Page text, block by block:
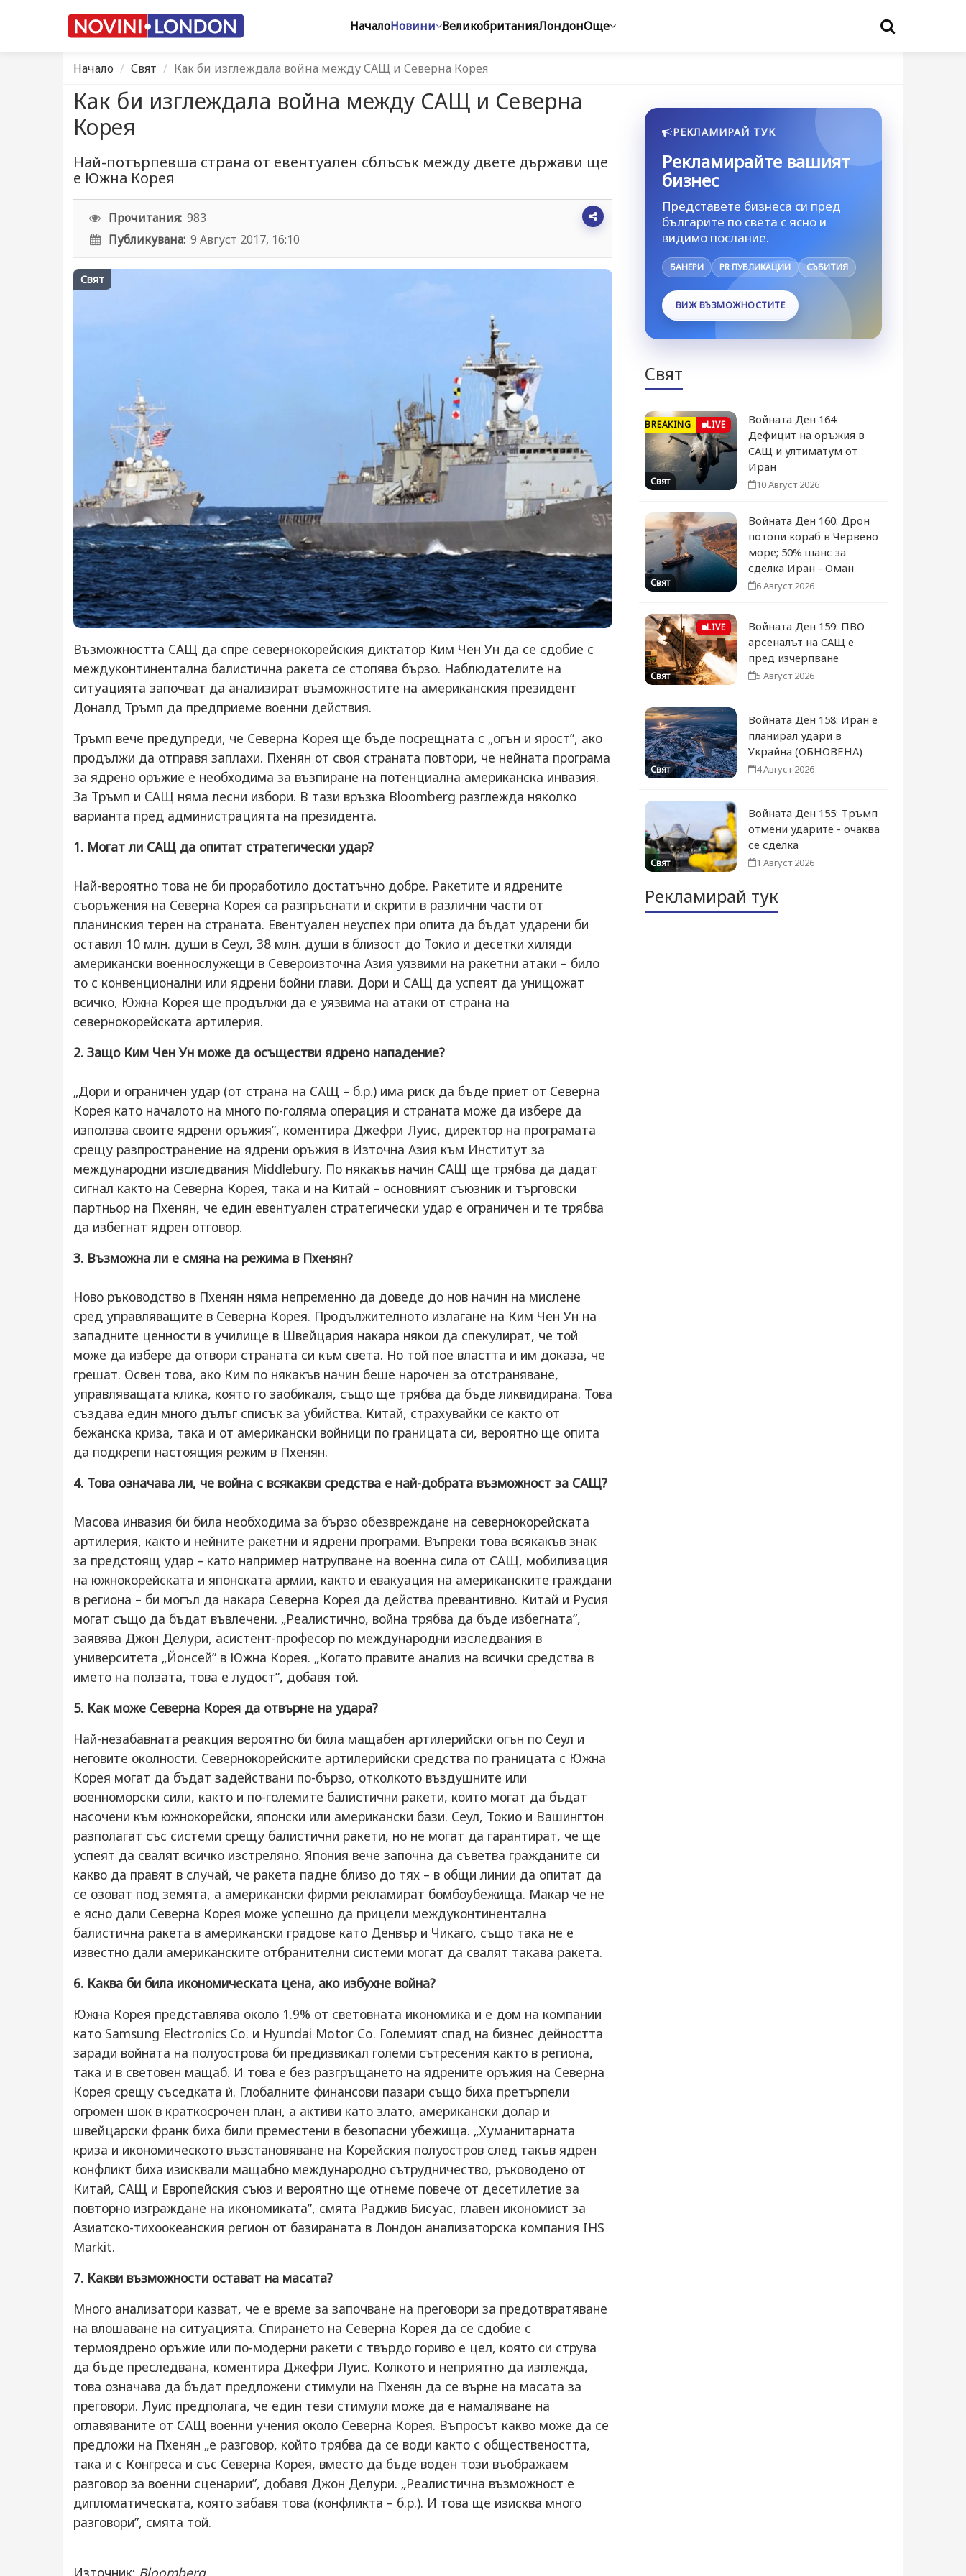
НачалоНовини ВеликобританияЛондонОще
Начало Свят Как би изглеждала война между САЩ и Северна Корея
Как би изглеждала война между САЩ и Северна
Корея
Най-потърпевша страна от евентуален сблъсък между двете държави ще
е Южна Корея
Прочитания: 983
Публикувана: 9 Август 2017, 16:10
Свят
Възможността САЩ да спре севернокорейския диктатор Ким Чен Ун да се сдобие с
междуконтинентална балистична ракета се стопява бързо. Наблюдателите на
ситуацията започват да анализират възможностите на американския президент
Доналд Тръмп да предприеме военни действия.
Тръмп вече предупреди, че Северна Корея ще бъде посрещната с „огън и ярост”, ако
продължи да отправя заплахи. Пхенян от своя страната повтори, че нейната програма
за ядрено оръжие е необходима за възпиране на потенциална американска инвазия.
За Тръмп и САЩ няма лесни избори. В тази връзка Bloomberg разглежда няколко
варианта пред администрацията на президента.
1. Могат ли САЩ да опитат стратегически удар?
Най-вероятно това не би проработило достатъчно добре. Ракетите и ядрените
съоръжения на Северна Корея са разпръснати и скрити в различни части от
планинския терен на страната. Евентуален неуспех при опита да бъдат ударени би
оставил 10 млн. души в Сеул, 38 млн. души в близост до Токио и десетки хиляди
американски военнослужещи в Североизточна Азия уязвими на ракетни атаки – било
то с конвенционални или ядрени бойни глави. Дори и САЩ да успеят да унищожат
всичко, Южна Корея ще продължи да е уязвима на атаки от страна на
севернокорейската артилерия.
2. Защо Ким Чен Ун може да осъществи ядрено нападение?
„Дори и ограничен удар (от страна на САЩ – б.р.) има риск да бъде приет от Северна
Корея като началото на много по-голяма операция и страната може да избере да
използва своите ядрени оръжия”, коментира Джефри Луис, директор на програмата
срещу разпространение на ядрени оръжия в Източна Азия към Институт за
международни изследвания Middlebury. По някакъв начин САЩ ще трябва да дадат
сигнал както на Северна Корея, така и на Китай – основният съюзник и търговски
партньор на Пхенян, че един евентуален стратегически удар е ограничен и те трябва
да избегнат ядрен отговор.
3. Възможна ли е смяна на режима в Пхенян?
Ново ръководство в Пхенян няма непременно да доведе до нов начин на мислене
сред управляващите в Северна Корея. Продължителното излагане на Ким Чен Ун на
западните ценности в училище в Швейцария накара някои да спекулират, че той
може да избере да отвори страната си към света. Но той пое властта и им доказа, че
грешат. Освен това, ако Ким по някакъв начин беше нарочен за отстраняване,
управляващата клика, която го заобикаля, също ще трябва да бъде ликвидирана. Това
създава един много дълъг списък за убийства. Китай, страхувайки се както от
бежанска криза, така и от американски войници по границата си, вероятно ще опита
да подкрепи настоящия режим в Пхенян.
4. Това означава ли, че война с всякакви средства е най-добрата възможност за САЩ?
Масова инвазия би била необходима за бързо обезвреждане на севернокорейската
артилерия, както и нейните ракетни и ядрени програми. Въпреки това всякакъв знак
за предстоящ удар – като например натрупване на военна сила от САЩ, мобилизация
на южнокорейската и японската армии, както и евакуация на американските граждани
в региона – би могъл да накара Северна Корея да действа превантивно. Китай и Русия
могат също да бъдат въвлечени. „Реалистично, война трябва да бъде избегната”,
заявява Джон Делури, асистент-професор по международни изследвания в
университета „Йонсей” в Южна Корея. „Когато правите анализ на всички средства в
името на ползата, това е лудост”, добавя той.
5. Как може Северна Корея да отвърне на удара?
Най-незабавната реакция вероятно би била мащабен артилерийски огън по Сеул и
неговите околности. Севернокорейските артилерийски средства по границата с Южна
Корея могат да бъдат задействани по-бързо, отколкото въздушните или
военноморски сили, както и по-големите балистични ракети, които могат да бъдат
насочени към южнокорейски, японски или американски бази. Сеул, Токио и Вашингтон
разполагат със системи срещу балистични ракети, но не могат да гарантират, че ще
успеят да свалят всичко изстреляно. Япония вече започна да съветва гражданите си
какво да правят в случай, че ракета падне близо до тях – в общи линии да опитат да
се озоват под земята, а американски фирми рекламират бомбоубежища. Макар че не
е ясно дали Северна Корея може успешно да прицели междуконтинентална
балистична ракета в американски градове като Денвър и Чикаго, също така не е
известно дали американските отбранителни системи могат да свалят такава ракета.
6. Каква би била икономическата цена, ако избухне война?
Южна Корея представлява около 1.9% от световната икономика и е дом на компании
като Samsung Electronics Co. и Hyundai Motor Co. Големият спад на бизнес дейността
заради войната на полуострова би предизвикал големи сътресения както в региона,
така и в световен мащаб. И това е без разгръщането на ядрените оръжия на Северна
Корея срещу съседката ѝ. Глобалните финансови пазари също биха претърпели
огромен шок в краткосрочен план, а активи като злато, американски долар и
швейцарски франк биха били преместени в безопасни убежища. „Хуманитарната
криза и икономическото възстановяване на Корейския полуостров след такъв ядрен
конфликт биха изисквали мащабно международно сътрудничество, ръководено от
Китай, САЩ и Европейския съюз и вероятно ще отнеме повече от десетилетие за
повторно изграждане на икономиката”, смята Раджив Бисуас, главен икономист за
Азиатско-тихоокеанския регион от базираната в Лондон анализаторска компания IHS
Markit.
7. Какви възможности остават на масата?
Много анализатори казват, че е време за започване на преговори за предотвратяване
на влошаване на ситуацията. Спирането на Северна Корея да се сдобие с
термоядрено оръжие или по-модерни ракети с твърдо гориво е цел, която си струва
да бъде преследвана, коментира Джефри Луис. Колкото и неприятно да изглежда,
това означава да бъдат предложени стимули на Пхенян да се върне на масата за
преговори. Луис предполага, че един тези стимули може да е намаляване на
оглавяваните от САЩ военни учения около Северна Корея. Въпросът какво може да се
предложи на Пхенян „е разговор, който трябва да се води както с обществеността,
така и с Конгреса и със Северна Корея, вместо да бъде воден този въображаем
разговор за военни сценарии”, добавя Джон Делури. „Реалистична възможност е
дипломатическата, която забавя това (конфликта – б.р.). И това ще изисква много
разговори”, смята той.
Източник: Bloomberg
РЕКЛАМИРАЙ ТУК
Рекламирайте вашият
бизнес
Представете бизнеса си пред
българите по света с ясно и
видимо послание.
БАНЕРИ PR ПУБЛИКАЦИИ СЪБИТИЯ
ВИЖ ВЪЗМОЖНОСТИТЕ
Свят
BREAKING LIVE
Свят
Войната Ден 164:
Дефицит на оръжия в
САЩ и ултиматум от
Иран
10 Август 2026
Свят
Войната Ден 160: Дрон
потопи кораб в Червено
море; 50% шанс за
сделка Иран - Оман
6 Август 2026
LIVE
Свят
Войната Ден 159: ПВО
арсеналът на САЩ е
пред изчерпване
5 Август 2026
Свят
Войната Ден 158: Иран е
планирал удари в
Украйна (ОБНОВЕНА)
4 Август 2026
Свят
Войната Ден 155: Тръмп
отмени ударите - очаква
се сделка
1 Август 2026
Рекламирай тук